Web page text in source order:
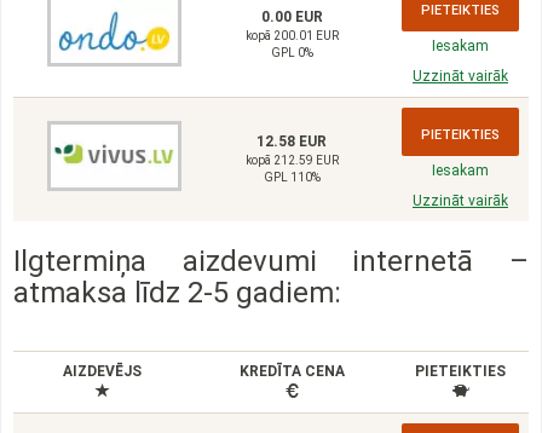
0.00 EUR
kopā 200.01 EUR
GPL 0%
PIETEIKTIES
Iesakam
Uzzināt vairāk
12.58 EUR
kopā 212.59 EUR
GPL 110%
PIETEIKTIES
Iesakam
Uzzināt vairāk
Ilgtermiņa aizdevumi internetā –
atmaksa līdz 2-5 gadiem:
AIZDEVĒJS KREDĪTA CENA PIETEIKTIES